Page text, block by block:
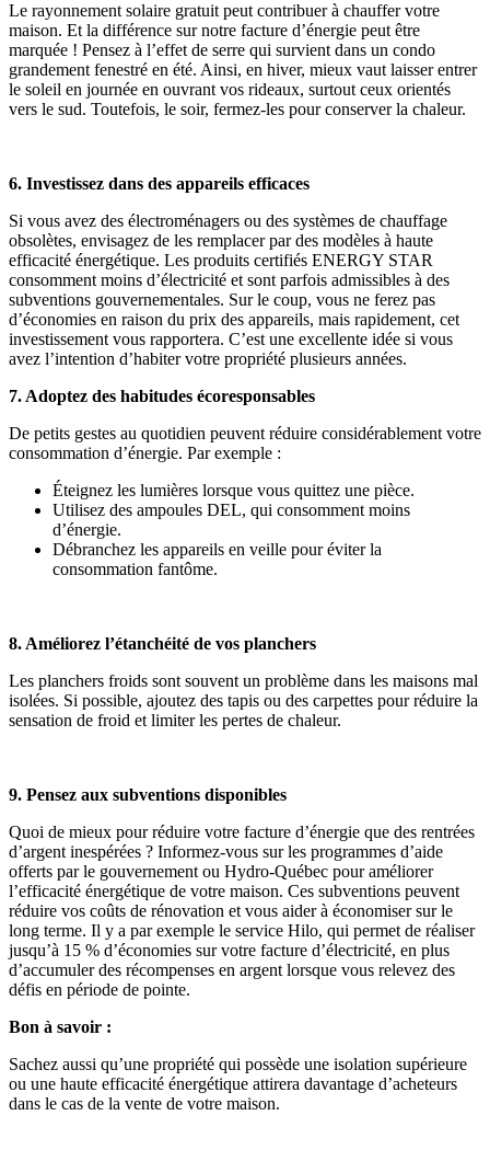
Le rayonnement solaire gratuit peut contribuer à chauffer votre
maison. Et la différence sur notre facture d’énergie peut être
marquée ! Pensez à l’effet de serre qui survient dans un condo
grandement fenestré en été. Ainsi, en hiver, mieux vaut laisser entrer
le soleil en journée en ouvrant vos rideaux, surtout ceux orientés
vers le sud. Toutefois, le soir, fermez-les pour conserver la chaleur.
6. Investissez dans des appareils efficaces
Si vous avez des électroménagers ou des systèmes de chauffage
obsolètes, envisagez de les remplacer par des modèles à haute
efficacité énergétique. Les produits certifiés ENERGY STAR
consomment moins d’électricité et sont parfois admissibles à des
subventions gouvernementales. Sur le coup, vous ne ferez pas
d’économies en raison du prix des appareils, mais rapidement, cet
investissement vous rapportera. C’est une excellente idée si vous
avez l’intention d’habiter votre propriété plusieurs années.
7. Adoptez des habitudes écoresponsables
De petits gestes au quotidien peuvent réduire considérablement votre
consommation d’énergie. Par exemple :
Éteignez les lumières lorsque vous quittez une pièce.
Utilisez des ampoules DEL, qui consomment moins
d’énergie.
Débranchez les appareils en veille pour éviter la
consommation fantôme.
8. Améliorez l’étanchéité de vos planchers
Les planchers froids sont souvent un problème dans les maisons mal
isolées. Si possible, ajoutez des tapis ou des carpettes pour réduire la
sensation de froid et limiter les pertes de chaleur.
9. Pensez aux subventions disponibles
Quoi de mieux pour réduire votre facture d’énergie que des rentrées
d’argent inespérées ? Informez-vous sur les programmes d’aide
offerts par le gouvernement ou Hydro-Québec pour améliorer
l’efficacité énergétique de votre maison. Ces subventions peuvent
réduire vos coûts de rénovation et vous aider à économiser sur le
long terme. Il y a par exemple le service Hilo, qui permet de réaliser
jusqu’à 15 % d’économies sur votre facture d’électricité, en plus
d’accumuler des récompenses en argent lorsque vous relevez des
défis en période de pointe.
Bon à savoir :
Sachez aussi qu’une propriété qui possède une isolation supérieure
ou une haute efficacité énergétique attirera davantage d’acheteurs
dans le cas de la vente de votre maison.